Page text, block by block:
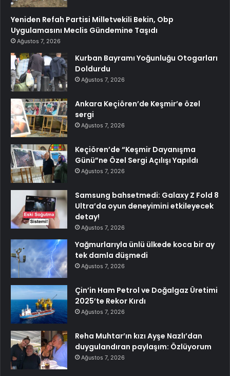
Yeniden Refah Partisi Milletvekili Bekin, Obp
Uygulamasını Meclis Gündemine Taşıdı
Ağustos 7, 2026
Kurban Bayramı Yoğunluğu Otogarları
Doldurdu
Ağustos 7, 2026
Ankara Keçiören’de Keşmir’e özel
sergi
Ağustos 7, 2026
Keçiören’de “Keşmir Dayanışma
Günü”ne Özel Sergi Açılışı Yapıldı
Ağustos 7, 2026
Samsung bahsetmedi: Galaxy Z Fold 8
Ultra’da oyun deneyimini etkileyecek
detay!
Ağustos 7, 2026
Yağmurlarıyla ünlü ülkede koca bir ay
tek damla düşmedi
Ağustos 7, 2026
Çin’in Ham Petrol ve Doğalgaz Üretimi
2025’te Rekor Kırdı
Ağustos 7, 2026
Reha Muhtar’ın kızı Ayşe Nazlı’dan
duygulandıran paylaşım: Özlüyorum
Ağustos 7, 2026